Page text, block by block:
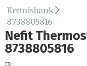
Kennisbank
8738805816
Nefit
8738805816